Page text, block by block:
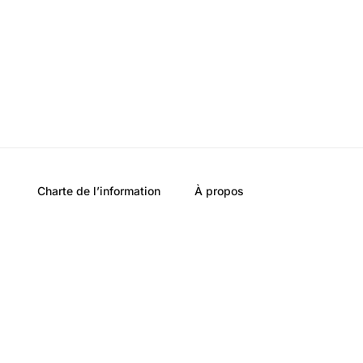
Charte de l’information À propos